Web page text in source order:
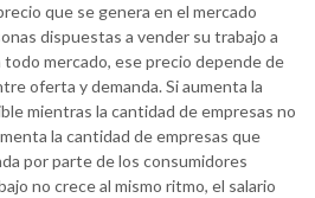
que se genera en el mercado
dispuestas a vender su trabajo a
todo mercado, ese precio depende de
oferta y demanda. Si aumenta la
mientras la cantidad de empresas no
la cantidad de empresas que
por parte de los consumidores
no crece al mismo ritmo, el salario